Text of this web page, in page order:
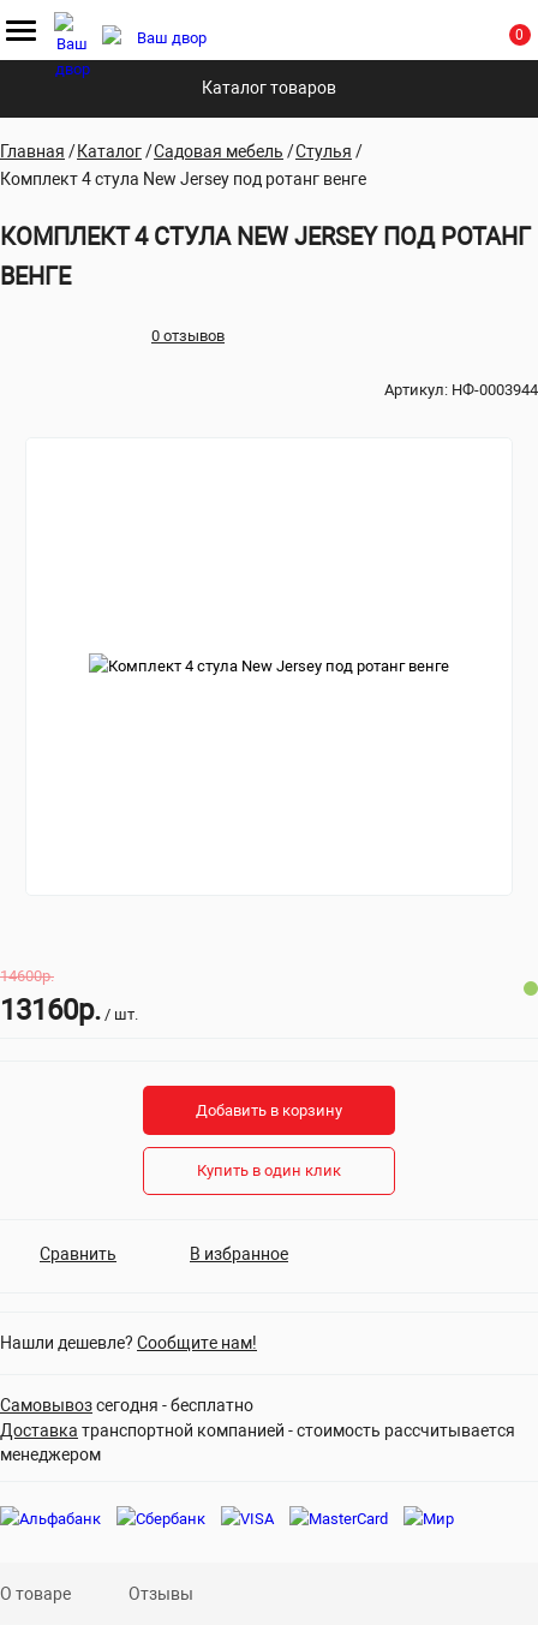
0
Каталог товаров
Главная Каталог Садовая мебель
Стулья
Комплект 4 стула New Jersey под ротанг венге
КОМПЛЕКТ 4 СТУЛА NEW JERSEY ПОД РОТАНГ
ВЕНГЕ
Артикул: НФ-0003944
0 отзывов
14600р.
13160р. / шт.
Добавить в корзину
Купить в один клик
Сравнить В избранное
Нашли дешевле? Сообщите нам!
Самовывозсегодня - бесплатно
Доставка транспортной компанией - стоимость рассчитывается
менеджером
О товаре Отзывы